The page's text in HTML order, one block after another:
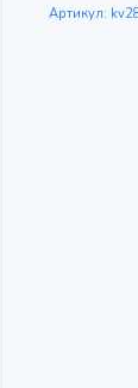
Артикул: